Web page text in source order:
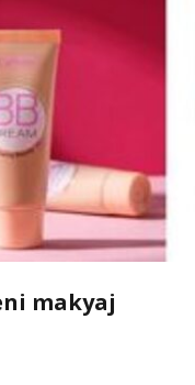
makyaj